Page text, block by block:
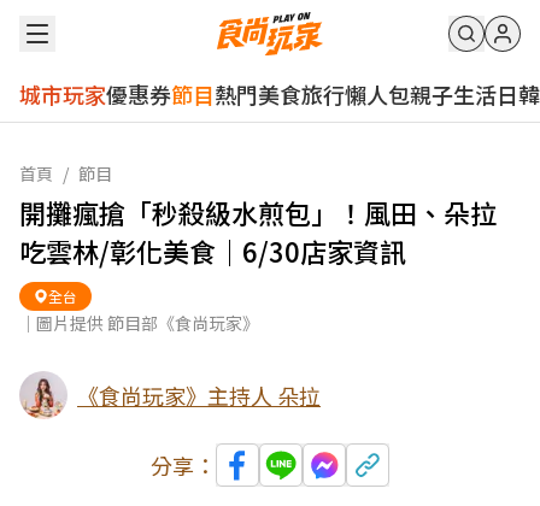
城市玩家優惠券節目熱門美食旅行懶人包親子生活日韓
首頁 / 節目
開攤瘋搶「秒殺級水煎包」！風田、朵拉
吃雲林/彰化美食｜6/30店家資訊
全台
｜圖片提供 節目部《食尚玩家》
《食尚玩家》主持人 朵拉
分享：